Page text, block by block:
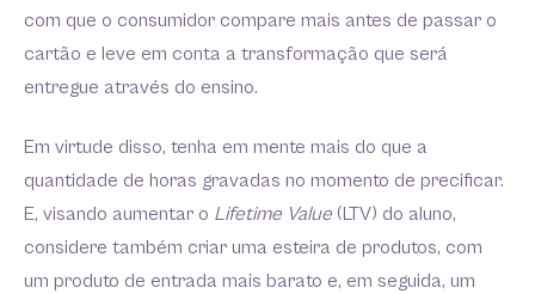
com que o consumidor compare mais antes de passar o
cartão e leve em conta a transformação que será
entregue através do ensino.
Em virtude disso, tenha em mente mais do que a
quantidade de horas gravadas no momento de precificar.
E, visando aumentar o Lifetime Value (LTV) do aluno,
considere também criar uma esteira de produtos, com
um produto de entrada mais barato e, em seguida, um